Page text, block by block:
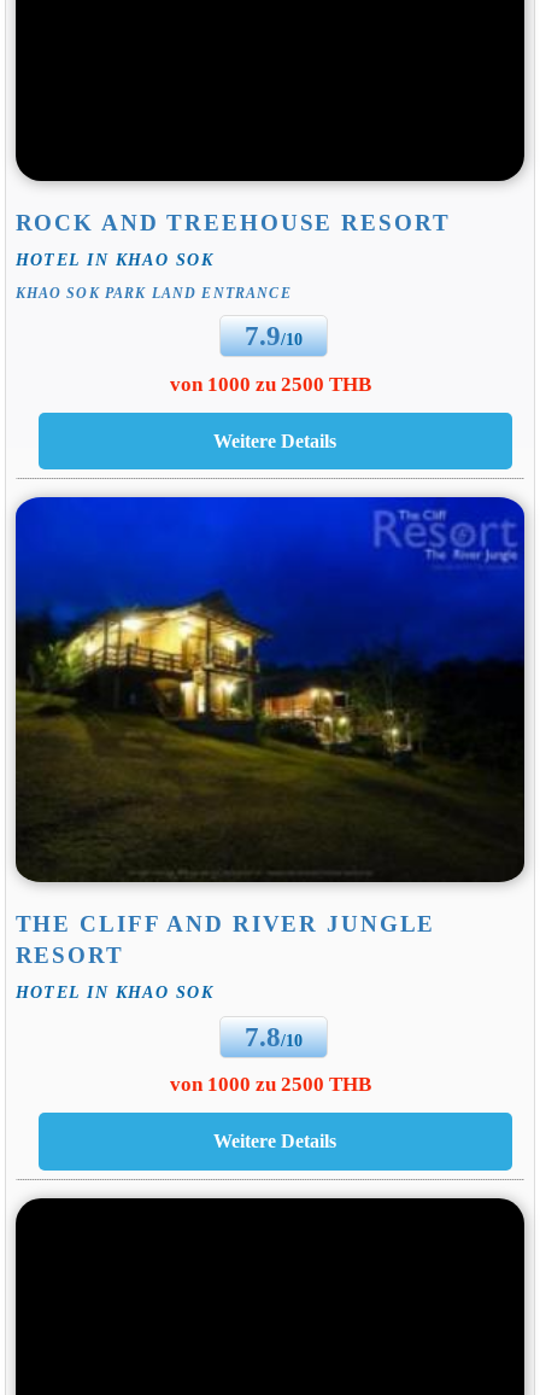
ROCK AND TREEHOUSE RESORT
HOTEL IN KHAO SOK
KHAO SOK PARK LAND ENTRANCE
7.9/10
von 1000 zu 2500 THB
THE CLIFF AND RIVER JUNGLE
RESORT
HOTEL IN KHAO SOK
7.8/10
von 1000 zu 2500 THB